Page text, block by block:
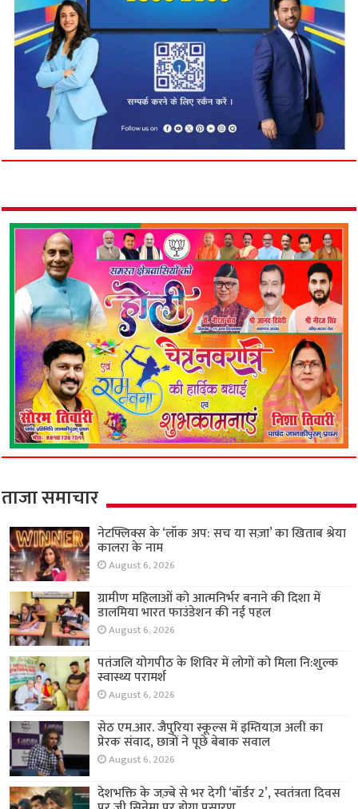
ताजा समाचार
नेटफ्लिक्स के ‘लॉक अप: सच या सज़ा’ का खिताब श्रेया
कालरा के नाम
August 6, 2026
ग्रामीण महिलाओं को आत्मनिर्भर बनाने की दिशा में
डालमिया भारत फाउंडेशन की नई पहल
August 6, 2026
पतंजलि योगपीठ के शिविर में लोगों को मिला नि:शुल्क
स्वास्थ्य परामर्श
August 6, 2026
सेठ एम.आर. जैपुरिया स्कूल्स में इम्तियाज़ अली का
प्रेरक संवाद, छात्रों ने पूछे बेबाक सवाल
August 6, 2026
देशभक्ति के जज़्बे से भर देगी ‘बॉर्डर 2’, स्वतंत्रता दिवस